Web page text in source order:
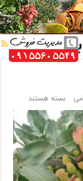
بسته هستند